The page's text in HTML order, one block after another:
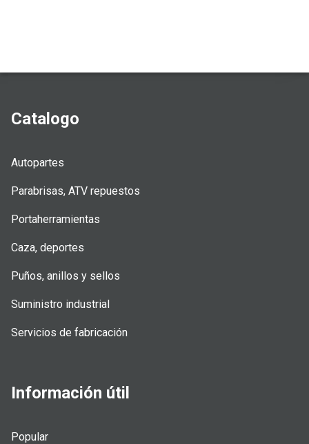
Catalogo
Autopartes
Parabrisas, ATV repuestos
Portaherramientas
Caza, deportes
Puños, anillos y sellos
Suministro industrial
Servicios de fabricación
Información útil
Popular